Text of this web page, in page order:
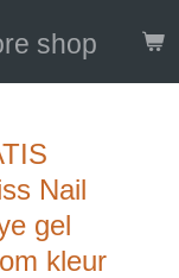
shop
Nail
gel
kleur